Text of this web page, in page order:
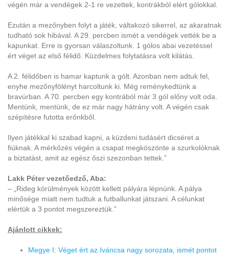
végén már a vendégek 2-1 re vezettek, kontrákból elért gólokkal.
Ezután a mezőnyben folyt a játék, váltakozó sikerrel, az akaratnak
tudható sok hibával. A 29. percben ismét a vendégek vették be a
kapunkat. Erre is gyorsan válaszoltunk. 1 gólos abai vezetéssel
ért véget az első félidő. Küzdelmes folytatásra volt kilátás.
A 2. félidőben is hamar kaptunk a gólt. Azonban nem adtuk fel,
enyhe mezőnyfölényt harcoltunk ki. Még reménykedtünk a
bravúrban. A 70. percben egy kontrából már 3 gól előny volt oda.
Mentünk, mentünk, de ez már nagy hátrány volt. A végén csak
szépítésre futotta erőnkből.
Ilyen játékkal ki szabad kapni, a küzdeni tudásért dicséret a
fiúknak. A mérkőzés végén a csapat megköszönte a szurkolóknak
a biztatást, amit az egész őszi szezonban tettek.”
Lakk Péter vezetőedző, Aba:
– „Rideg körülmények között kellett pályára lépnünk. A pálya
minősége miatt nem tudtuk a futballunkat játszani. A célunkat
elértük a 3 pontot megszereztük.”
Ajánlott cikkek:
Megye I: Véget ért az Iváncsa nagy sorozata, ismét pontot